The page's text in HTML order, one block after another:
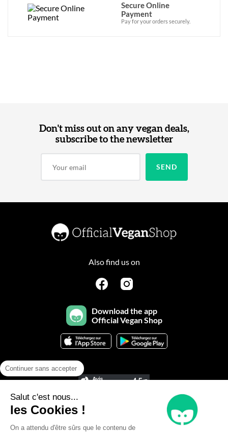
Secure Online
Payment
Pay for your orders securely.
Don't miss out on any vegan deals,
subscribe to the newsletter
Also find us on
Download the app
Official Vegan Shop
Help & Information 
Continuer sans accepter
Salut c'est nous...
les Cookies !
On a attendu d'être sûrs que le contenu de